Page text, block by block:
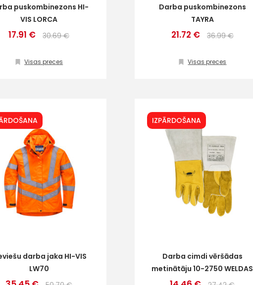
puskombinezons HI-
VIS LORCA
17.91 € 30.69 €
Visas preces
Darba puskombinezons
TAYRA
21.72 € 36.99 €
Visas preces
darba jaka HI-VIS
LW70
IZPĀRDOŠANA
Darba cimdi vēršādas
metinātāju 10-2750 WELDAS